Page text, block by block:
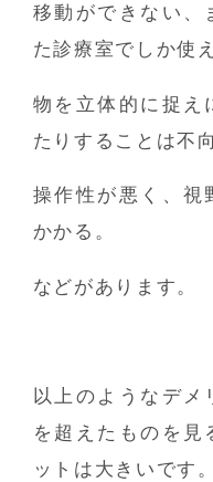
移動ができない、
た診療室でしか使
物を立体的に捉え
たりすることは不
操作性が悪く、視
かかる。
などがあります。
以上のようなデメ
を超えたものを見
ットは大きいです。